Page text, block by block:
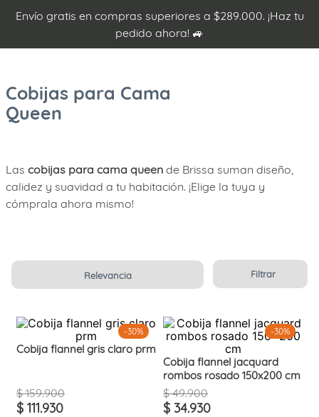
Envío gratis en compras superiores a $289.000. ¡Haz tu
pedido ahora! 🚙
Cobijas para Cama
Queen
Las cobijas para cama queen de Brissa suman diseño,
calidez y suavidad a tu habitación. ¡Elige la tuya y
cómprala ahora mismo!
Relevancia Filtrar
-30%
Cobija flannel gris claro prm
$ 159.900
$ 111.930
-30%
Cobija flannel jacquard
rombos rosado 150x200 cm
$ 49.900
$ 34.930